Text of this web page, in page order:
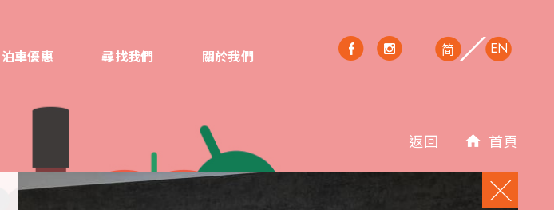
泊車優惠 尋找我們 關於我們 简 EN
返回 首頁